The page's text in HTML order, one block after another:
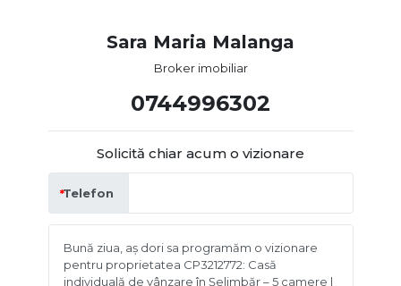
Sara Maria Malanga
Broker imobiliar
0744996302
Solicită chiar acum o vizionare
Telefon